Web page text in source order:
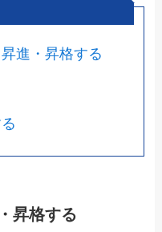
進・昇格する
昇格する